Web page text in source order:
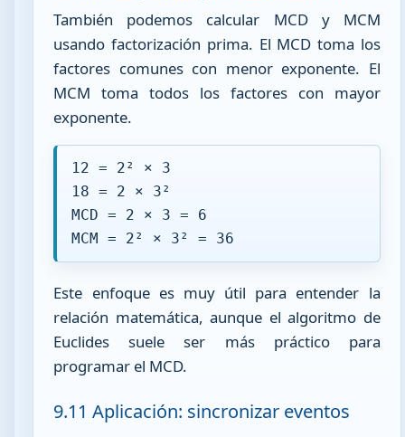
También podemos calcular MCD y MCM
usando factorización prima. El MCD toma los
factores comunes con menor exponente. El
MCM toma todos los factores con mayor
exponente.
12 = 2² × 3
18 = 2 × 3²
MCD = 2 × 3 = 6
MCM = 2² × 3² = 36
Este enfoque es muy útil para entender la
relación matemática, aunque el algoritmo de
Euclides suele ser más práctico para
programar el MCD.
9.11 Aplicación: sincronizar eventos